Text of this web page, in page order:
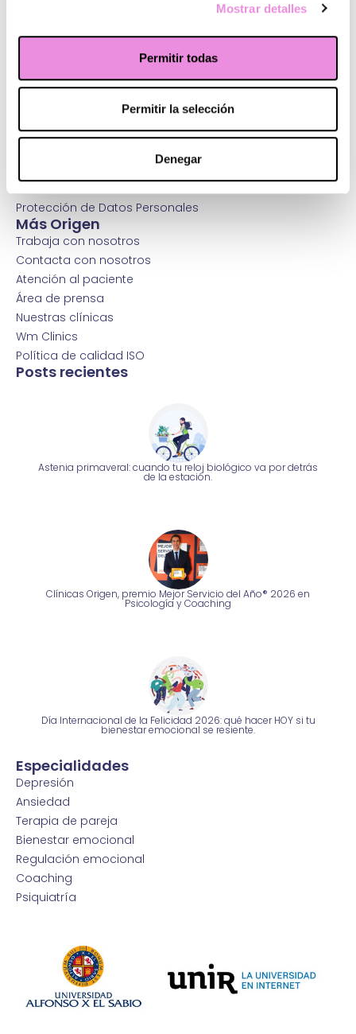
Mostrar detalles
Permitir todas
Permitir la selección
Denegar
¿Quiénes somos?
Sistema integral de mejora
Terapias y tratamientos
Psicólogos y psiquiatras
Abre tu clínica
Protección de Datos Personales
Más Origen
Trabaja con nosotros
Contacta con nosotros
Atención al paciente
Área de prensa
Nuestras clínicas
Wm Clinics
Política de calidad ISO
Posts recientes
Astenia primaveral: cuando tu reloj biológico va por detrás
de la estación.
Clínicas Origen, premio Mejor Servicio del Año® 2026 en
Psicología y Coaching
Día Internacional de la Felicidad 2026: qué hacer HOY si tu
bienestar emocional se resiente.
Especialidades
Depresión
Ansiedad
Terapia de pareja
Bienestar emocional
Regulación emocional
Coaching
Psiquiatría